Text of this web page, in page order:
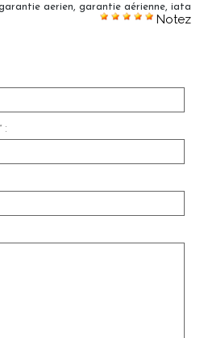
aerien, garantie aérienne, iata
Notez
: